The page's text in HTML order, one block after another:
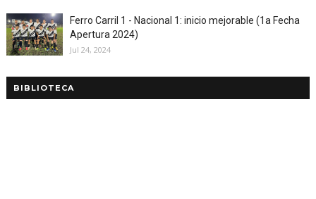
Ferro Carril 1 - Nacional 1: inicio mejorable (1a Fecha
Apertura 2024)
Jul 24, 2024
BIBLIOTECA